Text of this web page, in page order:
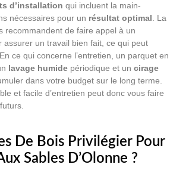
d’installation qui incluent la main-
nécessaires pour un résultat optimal. La
recommandent de faire appel à un
assurer un travail bien fait, ce qui peut
ce qui concerne l’entretien, un parquet en
lavage humide périodique et un cirage
dans votre budget sur le long terme.
et facile d’entretien peut donc vous faire
De Bois Privilégier Pour
Sables D’Olonne ?